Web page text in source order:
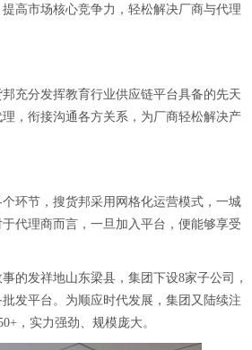
高市场核心竞争力，轻松解决厂商与代理
充分发挥教育行业供应链平台具备的先天
，衔接沟通各方关系，为厂商轻松解决产
环节，搜货邦采用网格化运营模式，一城
代理商而言，一旦加入平台，便能够享受
的发祥地山东梁县，集团下设8家子公司，
发平台。为顺应时代发展，集团又陆续注
，实力强劲、规模庞大。